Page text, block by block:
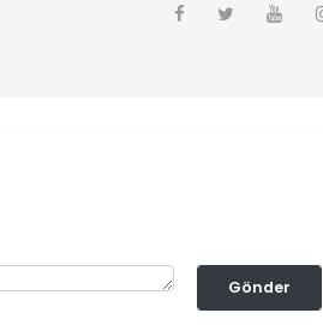
Gönder